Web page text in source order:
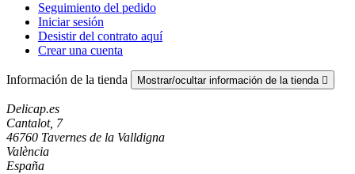
Seguimiento del pedido
Iniciar sesión
Desistir del contrato aquí
Crear una cuenta
Información de la tienda Mostrar/ocultar información de la tienda 
Delicap.es
Cantalot, 7
46760 Tavernes de la Valldigna
València
España